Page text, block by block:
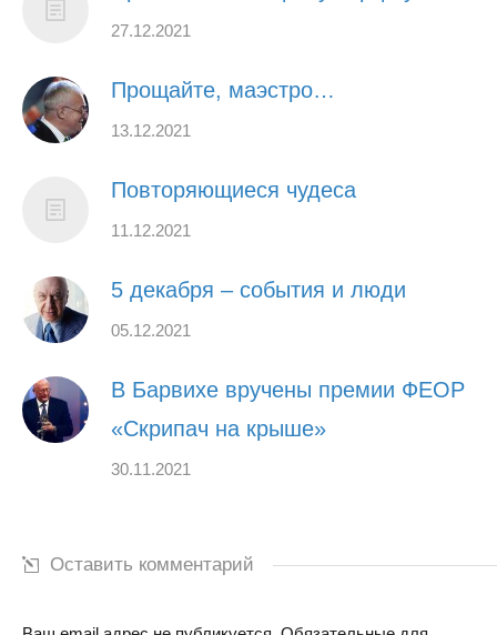
27.12.2021
Прощайте, маэстро…
13.12.2021
Повторяющиеся чудеса
11.12.2021
5 декабря – события и люди
05.12.2021
В Барвихе вручены премии ФЕОР
«Скрипач на крыше»
30.11.2021
Оставить комментарий